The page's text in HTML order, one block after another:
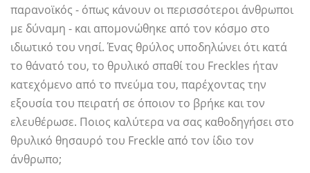
παρανοϊκός - όπως κάνουν οι περισσότεροι άνθρωποι
με δύναμη - και απομονώθηκε από τον κόσμο στο
ιδιωτικό του νησί. Ένας θρύλος υποδηλώνει ότι κατά
το θάνατό του, το θρυλικό σπαθί του Freckles ήταν
κατεχόμενο από το πνεύμα του, παρέχοντας την
εξουσία του πειρατή σε όποιον το βρήκε και τον
ελευθέρωσε. Ποιος καλύτερα να σας καθοδηγήσει στο
θρυλικό θησαυρό του Freckle από τον ίδιο τον
άνθρωπο;